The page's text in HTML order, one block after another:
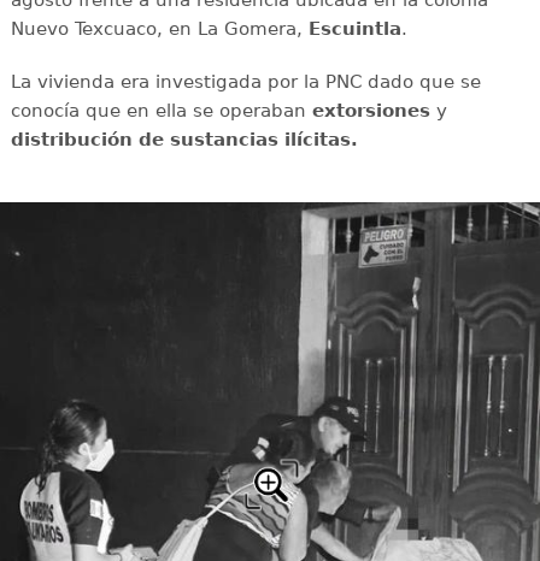
Nuevo Texcuaco, en La Gomera, Escuintla.
La vivienda era investigada por la PNC dado que se
conocía que en ella se operaban extorsionesy
distribución de sustancias ilícitas.